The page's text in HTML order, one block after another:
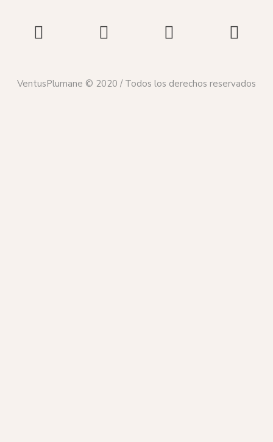
VentusPlumane © 2020 / Todos los derechos reservados